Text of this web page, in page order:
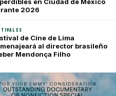
2026
de Cine de Lima
al director brasileño
Mendonça Filho